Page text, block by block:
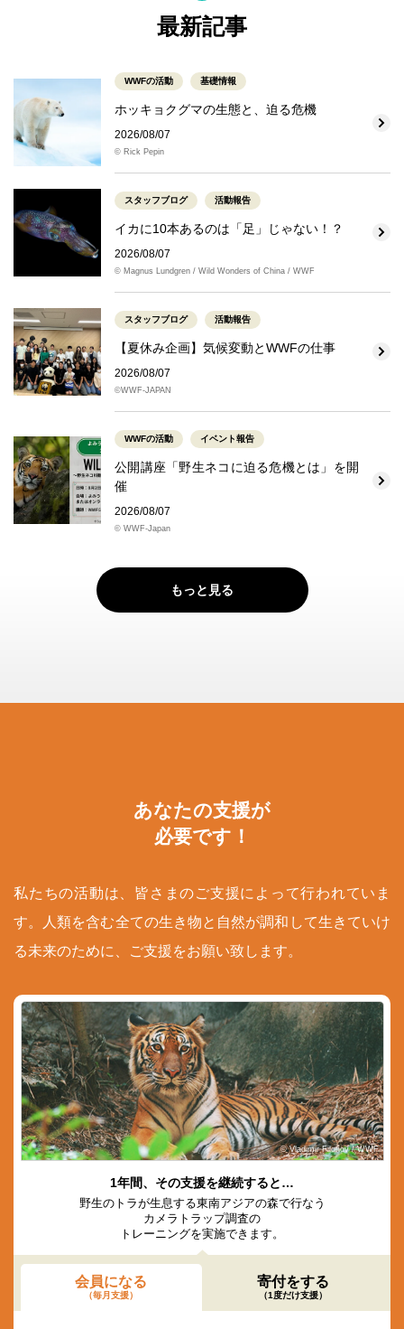
最新記事
WWFの活動 基礎情報
ホッキョクグマの生態と、迫る危機
2026/08/07
© Rick Pepin
スタッフブログ 活動報告
イカに10本あるのは「足」じゃない！？
2026/08/07
© Magnus Lundgren / Wild Wonders of China / WWF
スタッフブログ 活動報告
【夏休み企画】気候変動とWWFの仕事
2026/08/07
©WWF-JAPAN
WWFの活動 イベント報告
公開講座「野生ネコに迫る危機とは」を開
催
2026/08/07
© WWF-Japan
もっと見る
あなたの支援が
必要です！
私たちの活動は、皆さまのご支援によって行われていま
す。人類を含む全ての生き物と自然が調和して生きていけ
る未来のために、ご支援をお願い致します。
© Vladimir Filonov / WWF
1年間、その支援を継続すると…
野生のトラが生息する東南アジアの森で行なう
カメラトラップ調査の
トレーニングを実施できます。
会員になる
（毎月支援）
寄付をする
（1度だけ支援）